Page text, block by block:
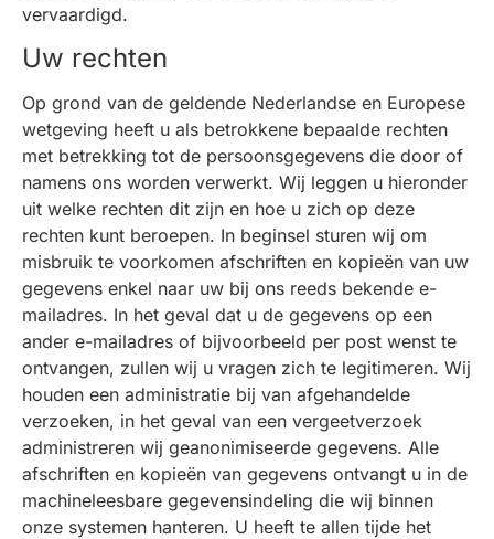
vervaardigd.
Uw rechten
Op grond van de geldende Nederlandse en Europese
wetgeving heeft u als betrokkene bepaalde rechten
met betrekking tot de persoonsgegevens die door of
namens ons worden verwerkt. Wij leggen u hieronder
uit welke rechten dit zijn en hoe u zich op deze
rechten kunt beroepen. In beginsel sturen wij om
misbruik te voorkomen afschriften en kopieën van uw
gegevens enkel naar uw bij ons reeds bekende e-
mailadres. In het geval dat u de gegevens op een
ander e-mailadres of bijvoorbeeld per post wenst te
ontvangen, zullen wij u vragen zich te legitimeren. Wij
houden een administratie bij van afgehandelde
verzoeken, in het geval van een vergeetverzoek
administreren wij geanonimiseerde gegevens. Alle
afschriften en kopieën van gegevens ontvangt u in de
machineleesbare gegevensindeling die wij binnen
onze systemen hanteren. U heeft te allen tijde het